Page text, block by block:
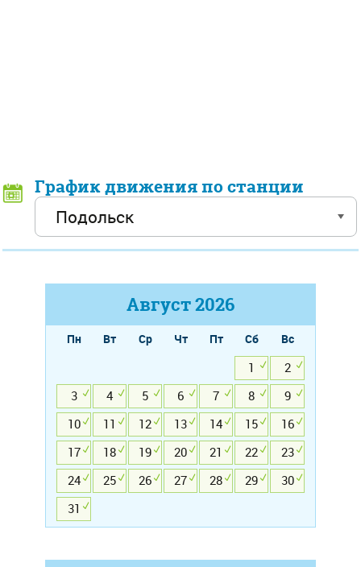
График движения по станции
Август2026
Пн Вт Ср Чт Пт Сб
Вс
1
2
3
4 5 6 7 8
9
10
11 12 13 14 15
16
17
18 19 20 21 22
23
24
25 26 27 28 29
30
31